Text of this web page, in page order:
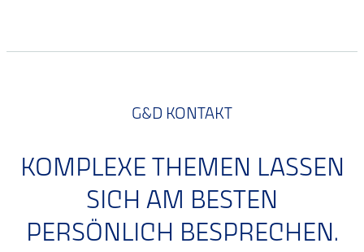
G&D KONTAKT
KOMPLEXE THEMEN LASSEN
SICH AM BESTEN
PERSÖNLICH BESPRECHEN.